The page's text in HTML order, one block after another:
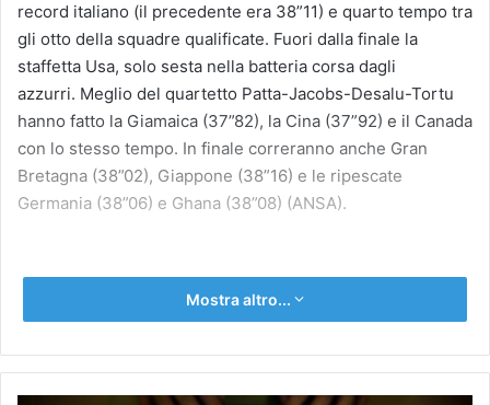
record italiano (il precedente era 38”11) e quarto tempo tra
gli otto della squadre qualificate. Fuori dalla finale la
staffetta Usa, solo sesta nella batteria corsa dagli
azzurri. Meglio del quartetto Patta-Jacobs-Desalu-Tortu
hanno fatto la Giamaica (37”82), la Cina (37”92) e il Canada
con lo stesso tempo. In finale correranno anche Gran
Bretagna (38”02), Giappone (38”16) e le ripescate
Germania (38”06) e Ghana (38”08) (ANSA).
Mostra altro...